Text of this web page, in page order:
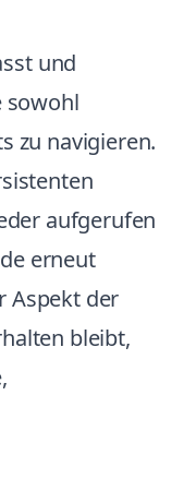
und
sowohl
zu navigieren.
aufgerufen
erneut
Aspekt der
bleibt,